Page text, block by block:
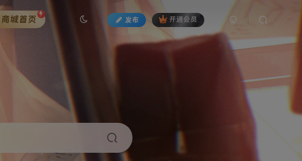
发布 开通会员
商城首页